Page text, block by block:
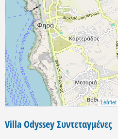
Leaflet
Villa Odyssey Συντεταγμένες